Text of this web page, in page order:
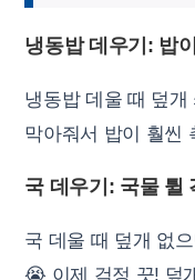
냉동밥 데우기: 밥
냉동밥 데울 때 덮
막아줘서 밥이 훨씬
국 데우기: 국물 튈
국 데울 때 덮개 없
😭 이제 걱정 끗! 덮